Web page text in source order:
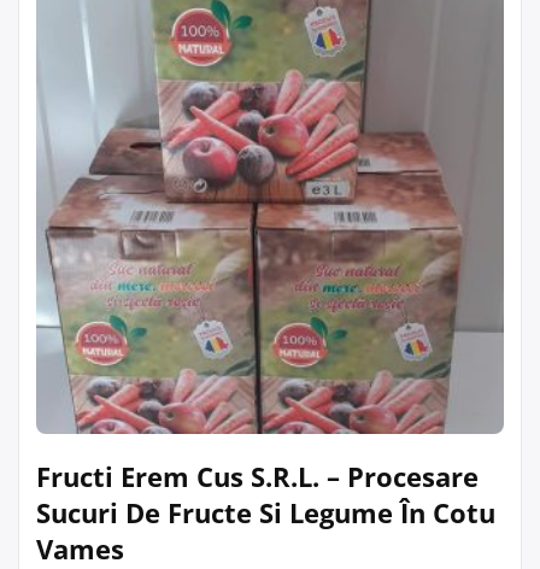
Fructi Erem Cus S.R.L. – Procesare
Sucuri De Fructe Si Legume În Cotu
Vames